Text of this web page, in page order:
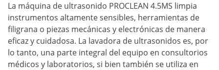
La máquina de ultrasonido PROCLEAN 4.5MS limpia
instrumentos altamente sensibles, herramientas de
filigrana o piezas mecánicas y electrónicas de manera
eficaz y cuidadosa. La lavadora de ultrasonidos es, por
lo tanto, una parte integral del equipo en consultorios
médicos y laboratorios, si bien también se utiliza en